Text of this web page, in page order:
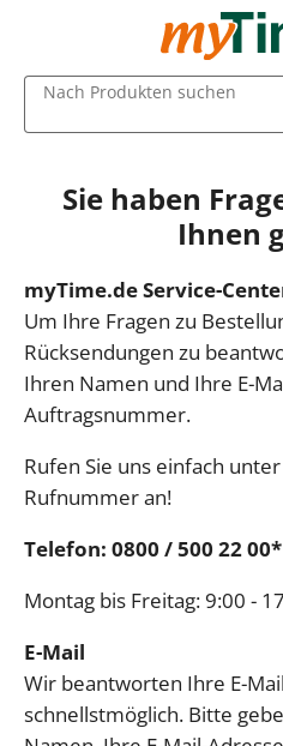
Nach Produkten suchen
Sie haben
Ihnen
myTime.de Service-
Um Ihre Fragen zu
Rücksendungen zu
Ihren Namen und Ihre E-
Auftragsnummer.
Rufen Sie uns einfach
Rufnummer an!
Telefon: 0800 / 500 22 00*
Montag bis Freitag: 9:00 -
E-Mail
Wir beantworten Ihre E-
schnellstmöglich. Bitte